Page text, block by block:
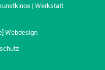
| Werkstatt
Webdesign